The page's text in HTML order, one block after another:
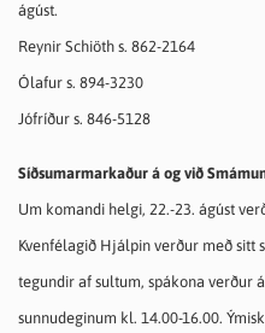
ágúst.
Reynir Schiöth s. 862-2164
Ólafur s. 894-3230
Jófríður s. 846-5128
Síðsumarmarkaður á og við
Um komandi helgi, 22.-23. ágúst
Kvenfélagið Hjálpin verður með
tegundir af sultum, spákona verður
sunnudeginum kl. 14.00-16.00.